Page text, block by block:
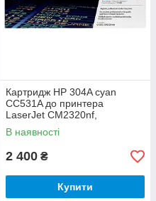
Картридж HP 304A cyan
CC531A до принтера
LaserJet CM2320nf,
CM2320fxi, CP2025dn,
CP2025n
В наявності
2 400 ₴
Купити